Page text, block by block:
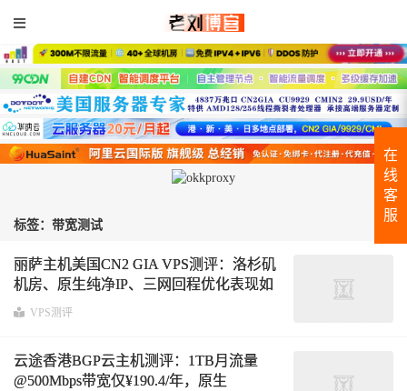
标签：带宽测试
丽萨主机美国CN2 GIA VPS测评：洛杉矶
机房、原生纯净IP、三网回程优化表现如
何？
VPS测评
云途香港BGP云主机测评：1TB月流量
@500Mbps带宽仅¥190.4/年，原生
在
线
客
服